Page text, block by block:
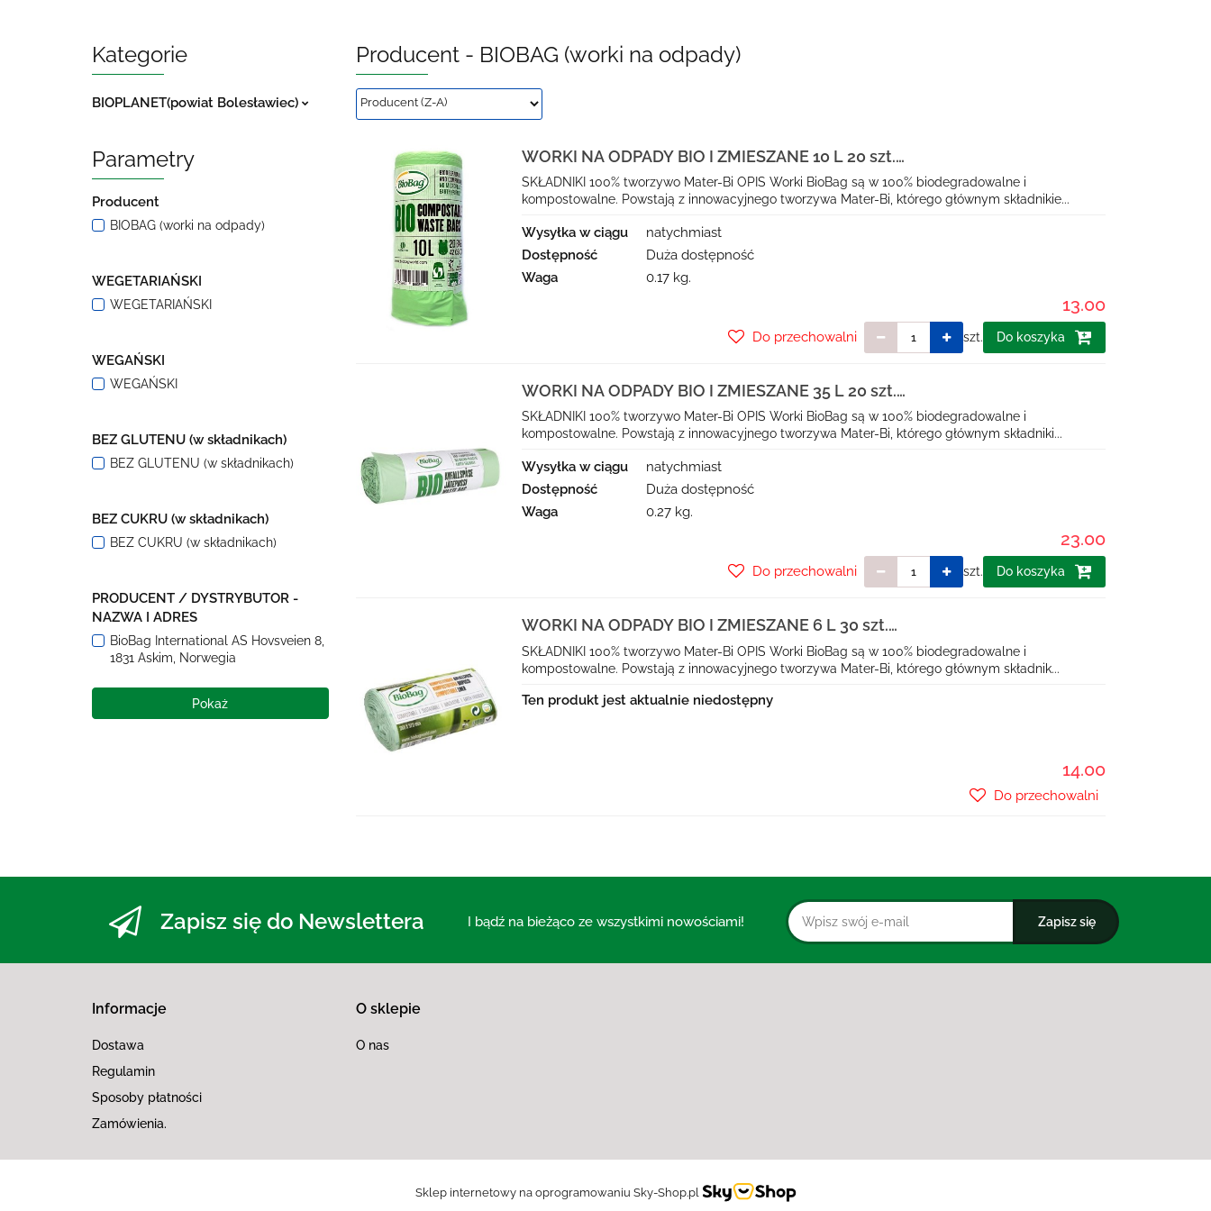
Kategorie
BIOPLANET(powiat Bolesławiec)
Parametry
Producent
BIOBAG (worki na odpady)
WEGETARIAŃSKI
WEGETARIAŃSKI
WEGAŃSKI
WEGAŃSKI
BEZ GLUTENU (w składnikach)
BEZ GLUTENU (w składnikach)
BEZ CUKRU (w składnikach)
BEZ CUKRU (w składnikach)
PRODUCENT / DYSTRYBUTOR -
NAZWA I ADRES
BioBag International AS Hovsveien 8,
1831 Askim, Norwegia
Pokaż
Producent - BIOBAG (worki na odpady)
WORKI NA ODPADY BIO I ZMIESZANE 10 L 20 szt.
(KOMPOSTOWALNE I BIODEGRADOWALNE) - BIOBAG
SKŁADNIKI 100% tworzywo Mater-Bi OPIS Worki BioBag są w 100% biodegradowalne i
kompostowalne. Powstają z innowacyjnego tworzywa Mater-Bi, którego głównym składnikie...
Wysyłka w ciągu
natychmiast
Dostępność
Duża dostępność
Waga
0.17 kg.
13.00
szt. Do koszyka
Do przechowalni
WORKI NA ODPADY BIO I ZMIESZANE 35 L 20 szt.
(KOMPOSTOWALNE I BIODEGRADOWALNE) - BIOBAG
SKŁADNIKI 100% tworzywo Mater-Bi OPIS Worki BioBag są w 100% biodegradowalne i
kompostowalne. Powstają z innowacyjnego tworzywa Mater-Bi, którego głównym składniki...
Wysyłka w ciągu
natychmiast
Dostępność
Duża dostępność
Waga
0.27 kg.
23.00
szt. Do koszyka
Do przechowalni
WORKI NA ODPADY BIO I ZMIESZANE 6 L 30 szt.
(KOMPOSTOWALNE I BIODEGRADOWALNE) - BIOBAG
SKŁADNIKI 100% tworzywo Mater-Bi OPIS Worki BioBag są w 100% biodegradowalne i
kompostowalne. Powstają z innowacyjnego tworzywa Mater-Bi, którego głównym składnik...
Ten produkt jest aktualnie niedostępny
14.00
Do przechowalni
Zapisz się do Newslettera I bądź na bieżąco ze wszystkimi nowościami!
Informacje
Dostawa
Regulamin
Sposoby płatności
Zamówienia.
O sklepie
O nas
Sklep internetowy na oprogramowaniu Sky-Shop.pl